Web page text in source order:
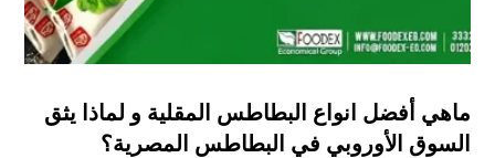
ماهي أفضل انواع البطاطس المقلية و لماذا يثق
السوق الأوروبي في البطاطس المصرية؟